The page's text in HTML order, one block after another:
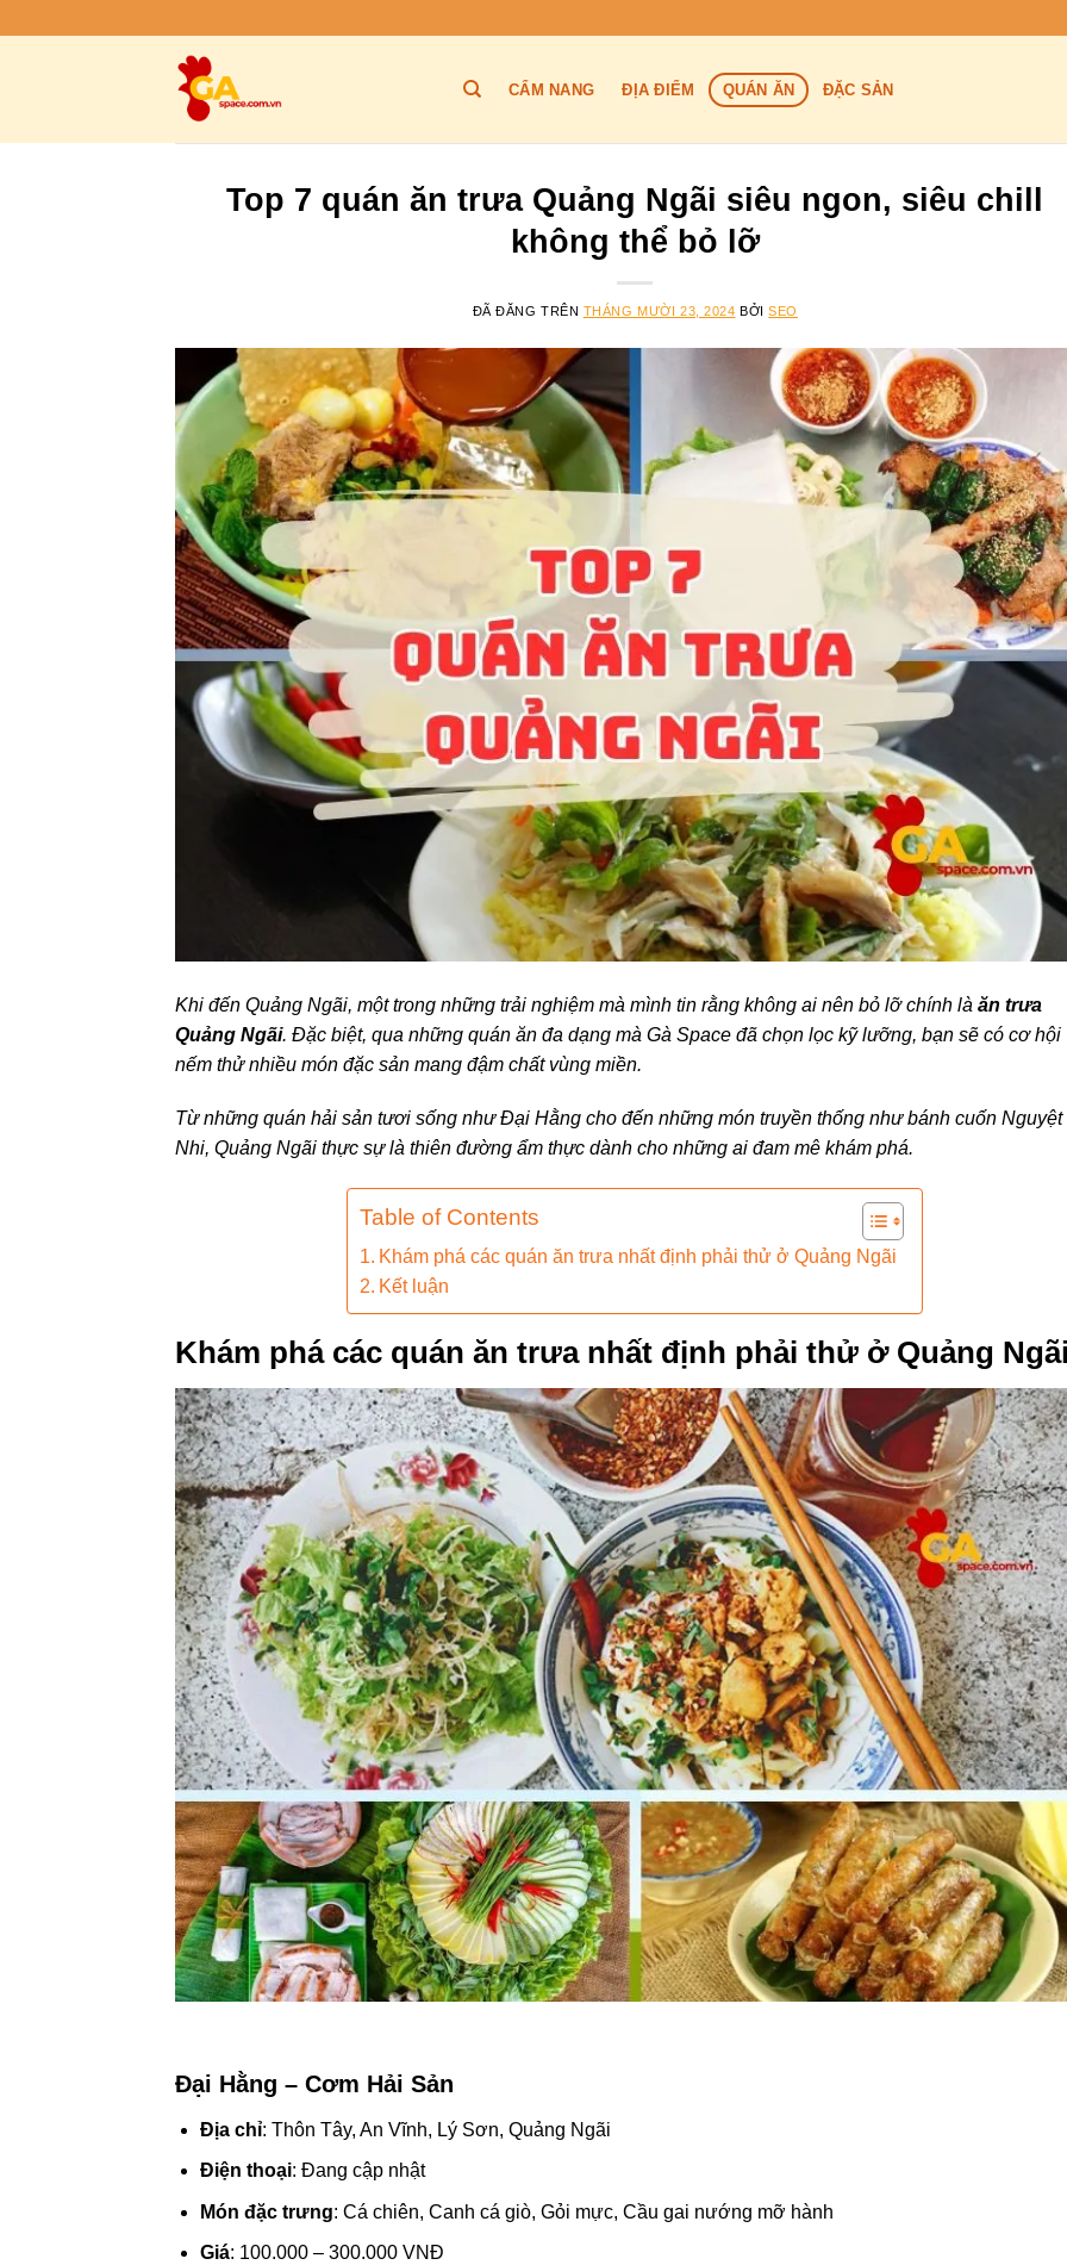
CẨM NANG ĐỊA ĐIỂM QUÁN ĂN ĐẶC SẢN
Top 7 quán ăn trưa Quảng Ngãi siêu ngon, siêu chill
không thể bỏ lỡ
ĐÃ ĐĂNG TRÊN THÁNG MƯỜI 23, 2024 BỞISEO
Khi đến Quảng Ngãi, một trong những trải nghiệm mà mình tin rằng không ai nên bỏ lỡ chính là ăn trưa
Quảng Ngãi. Đặc biệt, qua những quán ăn đa dạng mà Gà Space đã chọn lọc kỹ lưỡng, bạn sẽ có cơ hội
nếm thử nhiều món đặc sản mang đậm chất vùng miền.
Từ những quán hải sản tươi sống như Đại Hằng cho đến những món truyền thống như bánh cuốn Nguyệt
Nhi, Quảng Ngãi thực sự là thiên đường ẩm thực dành cho những ai đam mê khám phá.
Table of Contents
Khám phá các quán ăn trưa nhất định phải thử ở Quảng Ngãi
Kết luận
Khám phá các quán ăn trưa nhất định phải thử ở Quảng
Đại Hằng – Cơm Hải Sản
Địa chỉ: Thôn Tây, An Vĩnh, Lý Sơn, Quảng Ngãi
Điện thoại: Đang cập nhật
Món đặc trưng: Cá chiên, Canh cá giò, Gỏi mực, Cầu gai nướng mỡ hành
Giá: 100.000 – 300.000 VNĐ